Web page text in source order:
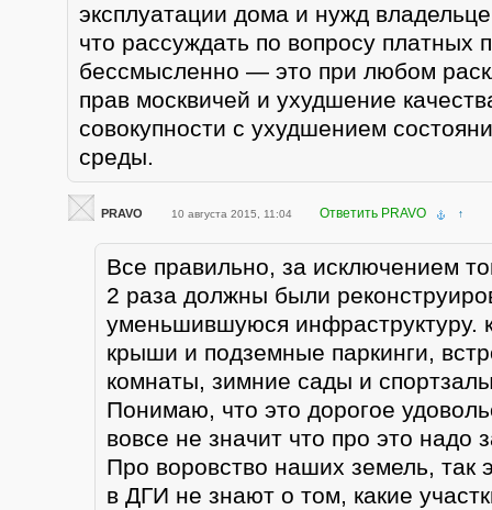
эксплуатации дома и нужд
что рассуждать по вопросу платных
бессмысленно — это при любом
прав москвичей и ухудшение
совокупности с ухудшением
среды.
PRAVO 10 августа 2015, 11:04 Ответить PRAVO ↑
Все правильно, за исключением
2 раза должны были
уменьшившуюся инфраструктуру.
крыши и подземные паркинги,
комнаты, зимние сады и
Понимаю, что это дорогое
вовсе не значит что про это надо
Про воровство наших земель, так
в ДГИ не знают о том, какие